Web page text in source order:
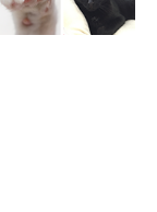
停電していな